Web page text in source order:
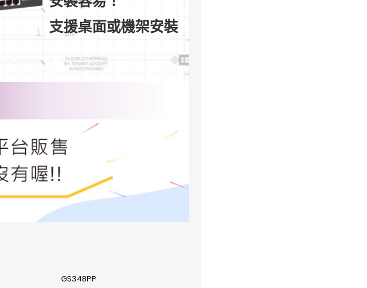
支援桌面或機架安裝
GS348PP